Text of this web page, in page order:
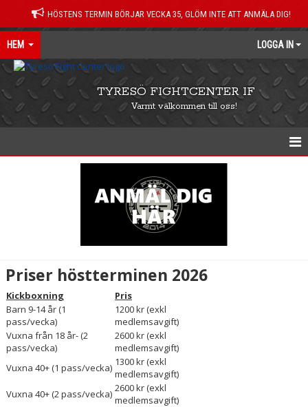
HÖSTENS TERMIN BÖRJAR VECKA 35, GLÖM INTE ATT ANMÄLA DIG!
HEM LOGGA IN
TYRESÖ FIGHTCENTER IF
Varmt välkommen till oss!
SCHEMA
ANMÄL DIG HÄR
KLÄDSHOP
Priser höstterminen 2026
Kickboxning
Pris
Barn 9-14 år (1
pass/vecka)
1200 kr (exkl
medlemsavgift)
Vuxna från 18 år- (2
pass/vecka)
2600 kr (exkl
medlemsavgift)
Vuxna 40+ (1 pass/vecka) 1300 kr (exkl
medlemsavgift)
Vuxna 40+ (2 pass/vecka) 2600 kr (exkl
medlemsavgift)